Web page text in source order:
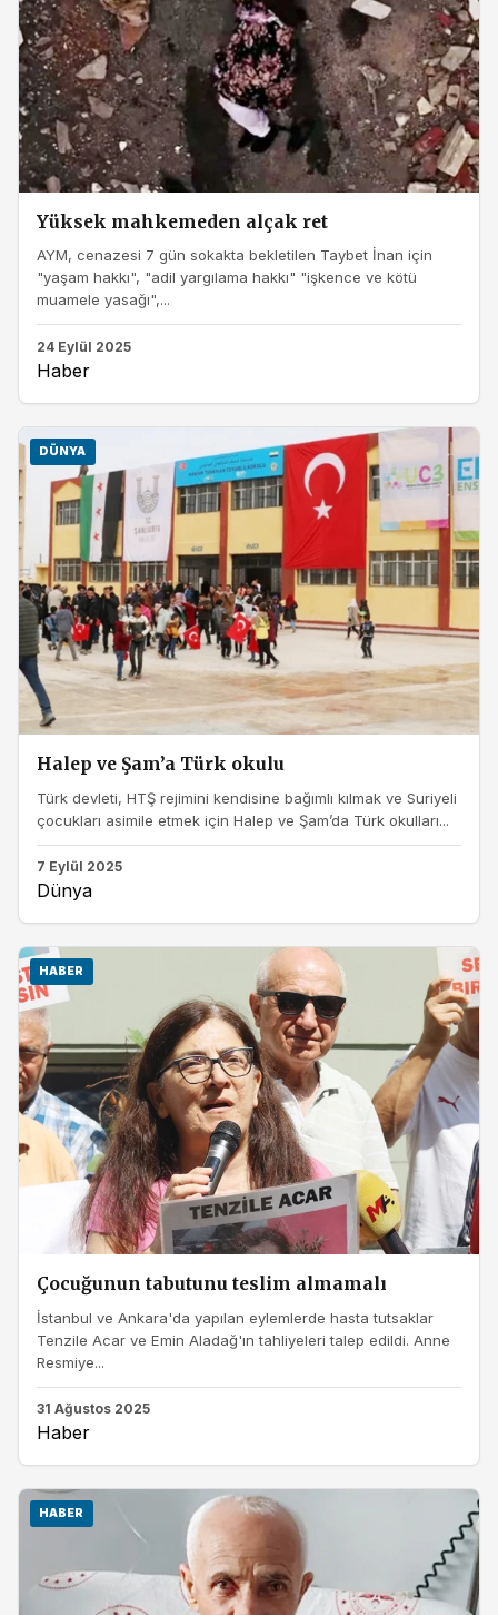
Yüksek mahkemeden alçak ret
AYM, cenazesi 7 gün sokakta bekletilen Taybet İnan için
"yaşam hakkı", "adil yargılama hakkı" "işkence ve kötü
muamele yasağı",...
24 Eylül 2025
Haber
DÜNYA
Halep ve Şam’a Türk okulu
Türk devleti, HTŞ rejimini kendisine bağımlı kılmak ve Suriyeli
çocukları asimile etmek için Halep ve Şam’da Türk okulları...
7 Eylül 2025
Dünya
HABER
Çocuğunun tabutunu teslim almamalı
İstanbul ve Ankara'da yapılan eylemlerde hasta tutsaklar
Tenzile Acar ve Emin Aladağ'ın tahliyeleri talep edildi. Anne
Resmiye...
31 Ağustos 2025
Haber
HABER